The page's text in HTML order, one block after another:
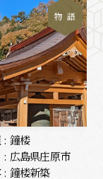
物 語
鐘楼
広島県庄原市
鐘楼新築